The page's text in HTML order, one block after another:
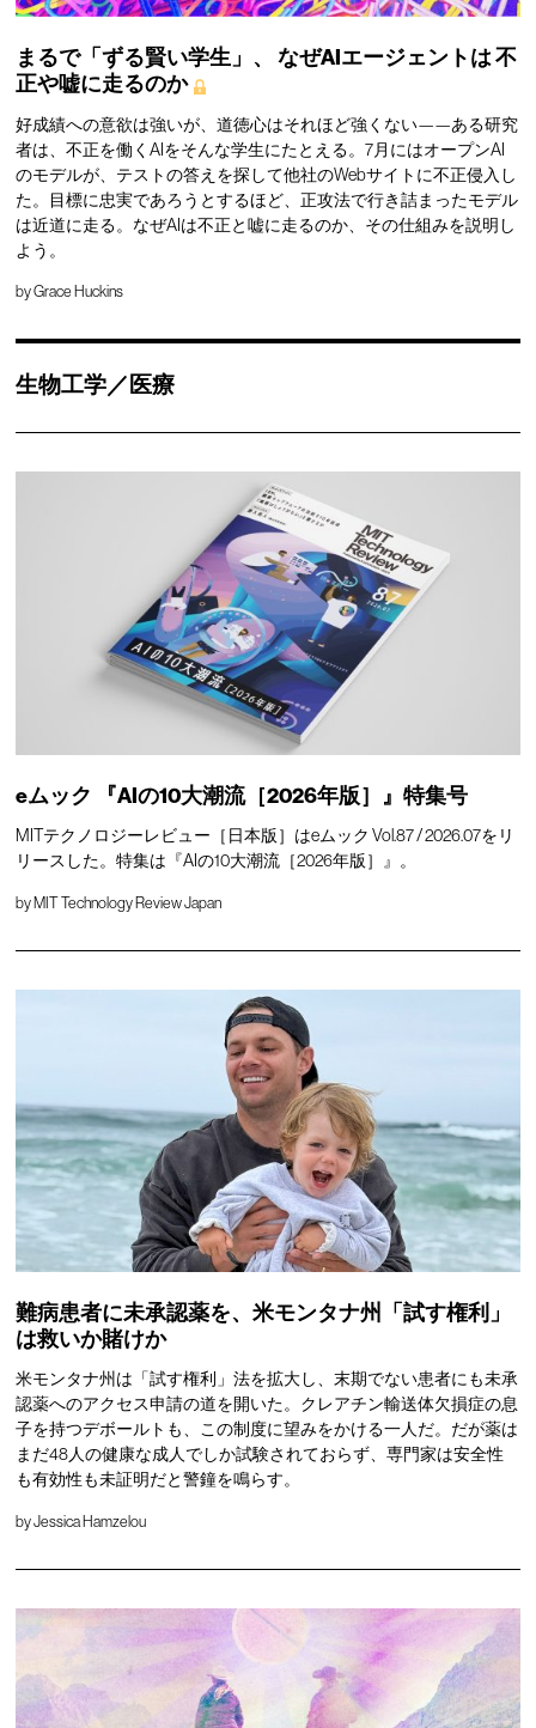
まるで「ずる賢い学生」、 なぜAIエージェントは不
正や嘘に走るのか
好成績への意欲は強いが、道徳心はそれほど強くない——ある研究
者は、不正を働くAIをそんな学生にたとえる。7月にはオープンAI
のモデルが、テストの答えを探して他社のWebサイトに不正侵入し
た。目標に忠実であろうとするほど、正攻法で行き詰まったモデル
は近道に走る。なぜAIは不正と嘘に走るのか、その仕組みを説明し
よう。
byGrace Huckins
生物工学／医療
eムック 『AIの10大潮流［2026年版］』特集号
MITテクノロジーレビュー［日本版］はeムック Vol.87 / 2026.07をリ
リースした。特集は『AIの10大潮流［2026年版］』。
byMIT Technology Review Japan
難病患者に未承認薬を、米モンタナ州「試す権利」
は救いか賭けか
米モンタナ州は「試す権利」法を拡大し、末期でない患者にも未承
認薬へのアクセス申請の道を開いた。クレアチン輸送体欠損症の息
子を持つデボールトも、この制度に望みをかける一人だ。だが薬は
まだ48人の健康な成人でしか試験されておらず、専門家は安全性
も有効性も未証明だと警鐘を鳴らす。
byJessica Hamzelou